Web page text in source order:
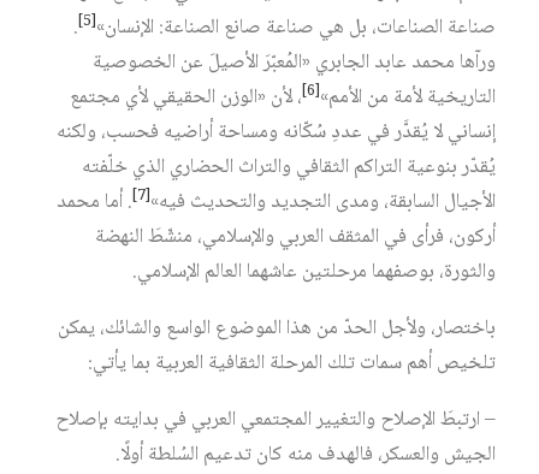
صناعة الصناعات، بل هي صناعة صانع الصناعة: الإنسان»[5]
.
ورآها محمد عابد الجابري «المُعبّرَ الأصيلَ عن الخصوصية
التاريخية لأمة من الأمم»[6] ، لأن «الوزن الحقيقي لأي مجتمع
إنساني لا يُقدَّر في عددِ سُكّانه ومساحة أراضيه فحسب، ولكنه
يُقدّر بنوعية التراكم الثقافي والتراث الحضاري الذي خلّفته
الأجيال السابقة، ومدى التجديد والتحديث فيه»[7] . أما محمد
أركون، فرأى في المثقف العربي والإسلامي، منشّطَ النهضة
والثورة، بوصفهما مرحلتين عاشهما ‏العالم الإسلامي.
باختصار، ولأجل الحدّ من هذا الموضوع الواسع والشائك، يمكن
تلخيص أهم سمات تلك ‏المرحلة الثقافية العربية بما يأتي:‏
– ارتبطَ الإصلاح والتغيير المجتمعي العربي في بدايته بإصلاح
الجيش والعسكر، فالهدف منه ‏كان تدعيم السُلطة أولًا.‏